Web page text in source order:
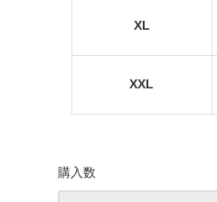
XL
XXL
購入数